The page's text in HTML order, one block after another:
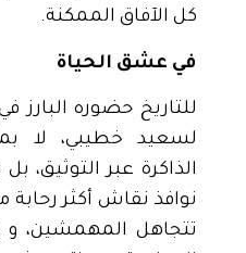
كل الآفاق الممكنة.
في عشق الحياة
للتاريخ حضوره البارز
لسعيد خطيبي، لا
الذاكرة عبر التوثيق،
نوافذ نقاش أكثر رحابة
تتجاهل المهمشين،